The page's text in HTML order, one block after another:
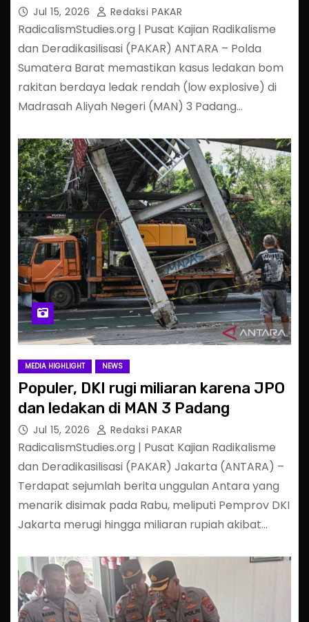
Jul 15, 2026 Redaksi PAKAR
RadicalismStudies.org | Pusat Kajian Radikalisme
dan Deradikasilisasi (PAKAR) ANTARA – Polda
Sumatera Barat memastikan kasus ledakan bom
rakitan berdaya ledak rendah (low explosive) di
Madrasah Aliyah Negeri (MAN) 3 Padang…
MEDIA HIGHLIGHT NEWS
Populer, DKI rugi miliaran karena JPO
dan ledakan di MAN 3 Padang
Jul 15, 2026 Redaksi PAKAR
RadicalismStudies.org | Pusat Kajian Radikalisme
dan Deradikasilisasi (PAKAR) Jakarta (ANTARA) –
Terdapat sejumlah berita unggulan Antara yang
menarik disimak pada Rabu, meliputi Pemprov DKI
Jakarta merugi hingga miliaran rupiah akibat…